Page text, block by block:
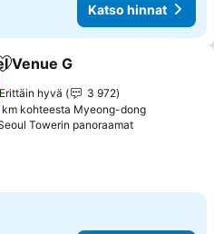
Katso hinnat
Lisää suosikkeihin
Venue G
Erittäin hyvä
3 972
km kohteesta Myeong-dong
Towerin panoraamatKatso